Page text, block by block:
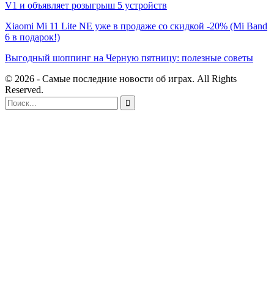
V1 и объявляет розыгрыш 5 устройств
Xiaomi Mi 11 Lite NE уже в продаже со скидкой -20% (Mi Band
6 в подарок!)
Выгодный шоппинг на Черную пятницу: полезные советы
© 2026 - Самые последние новости об играх. All Rights
Reserved.